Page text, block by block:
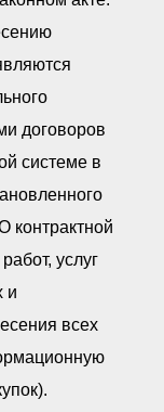
договоров
системе в
услуг
и
всех